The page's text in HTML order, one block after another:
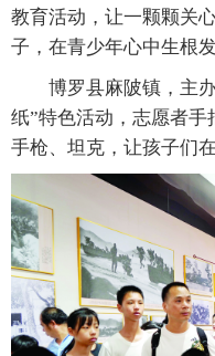
教育活动，让一颗颗关
子，在青少年心中生根
博罗县麻陂镇，主办
纸”特色活动，志愿者手
手枪、坦克，让孩子们